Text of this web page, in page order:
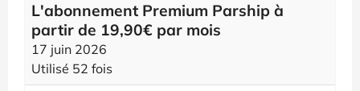
L'abonnement Premium Parship à
partir de 19,90€ par mois
17 juin 2026
Utilisé 52 fois